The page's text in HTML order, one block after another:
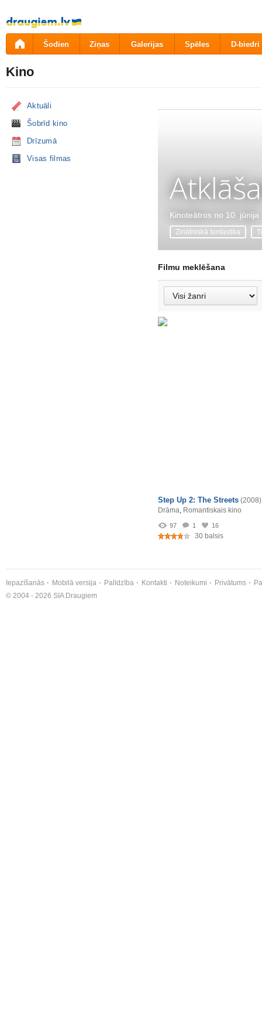
Pāriet
uz
saturu
Šodien Ziņas Galerijas Spēles D-biedri
Kino
Aktuāli
Šobrīd kino
Drīzumā
Visas filmas
Kinoteātros no 10. jūnija
Zinātniskā fantastika
Filmu meklēšana
Step Up 2: The Streets (2008)
Drāma, Romantiskais kino
97 1 16
30 balsis
Iepazīšanās Mobilā versija Palīdzība Kontakti Noteikumi Privātums
© 2004 - 2026 SIA Draugiem